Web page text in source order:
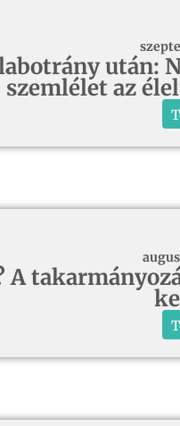
után:
szemlélet az
A